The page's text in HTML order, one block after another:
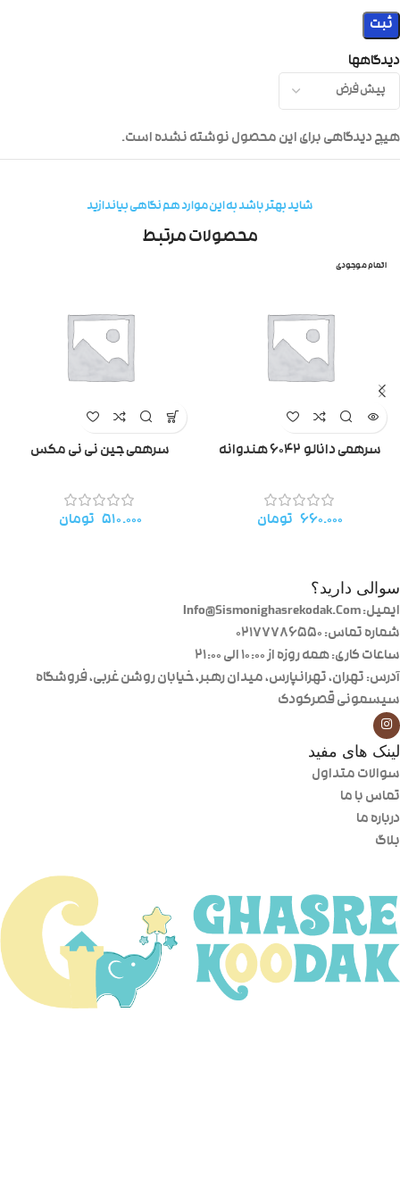
دیدگاهها
هیچ دیدگاهی برای این محصول نوشته نشده است.
شاید بهتر باشد به این موارد هم نگاهی بیاندازید
محصولات مرتبط
اتمام موجودی
سرهمی دانالو ۶۰۴۲ هندوانه
۶۶۰.۰۰۰ تومان
سرهمی جین نی نی مکس
۵۱۰.۰۰۰ تومان
سوالی دارید؟
ایمیل: Info@Sismonighasrekodak.Com
شماره تماس: 02177786550
ساعات کاری: همه روزه از ۱۰:۰۰ الی ۲۱:۰۰
آدرس: تهران، تهرانپارس، میدان رهبر، خیابان روشن غربی، فروشگاه
سیسمونی قصرکودک
لینک های مفید
سوالات متداول
تماس با ما
درباره ما
بلاگ